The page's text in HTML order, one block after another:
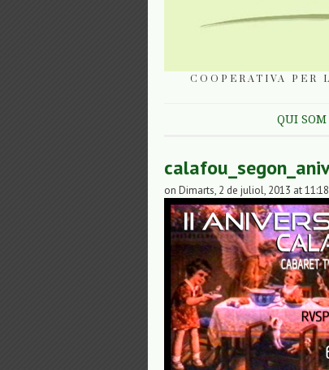
COOPERATIVA PER
QUI SOM
on Dimarts, 2 de juliol, 2013 at 11:18